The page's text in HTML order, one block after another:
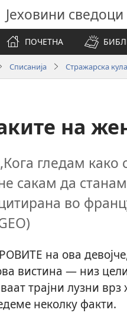
Јеховини сведоци
ПОЧЕТНА
Списанија Стражарска
на
гледам
сакам да
во
на ова
вистина — низ
трајни лузни
неколку факти.